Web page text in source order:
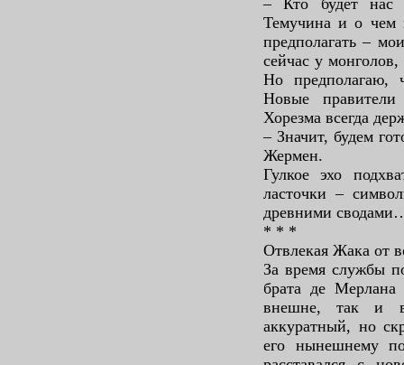
Темучина и о чем
предполагать –
сейчас у
Но предполагаю,
Новые
Хорезма всегда
– Значит, будем
Жермен.
Гулкое эхо
ласточки –
древними
* * *
Отвлекая Жака от
За время службы
брата де
внешне, так и
аккуратный, но
его нынешнему